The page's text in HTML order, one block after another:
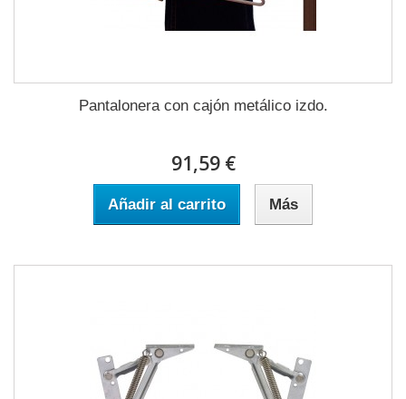
Pantalonera con cajón metálico izdo.
91,59 €
Añadir al carrito Más